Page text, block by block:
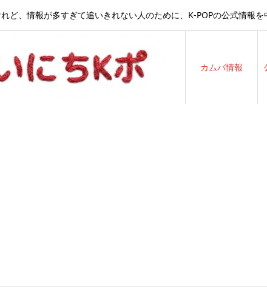
ど、情報が多すぎて追いきれない人のために、K-POPの公式情報
カムバ情報